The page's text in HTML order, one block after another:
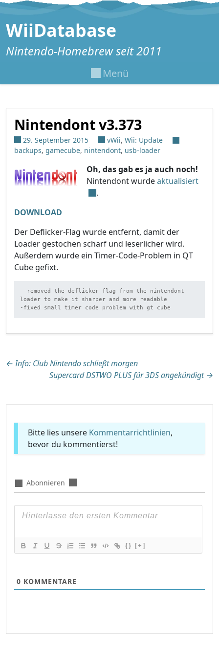
Zum Inhalt springen
WiiDatabase
Nintendo-Homebrew seit 2011
Menü
Nintendont v3.373
29. September 2015 vWii, Wii: Update
backups, gamecube, nintendont, usb-loader
Oh, das gab es ja auch noch!
Nintendont wurdeaktualisiert
.
DOWNLOAD
Der Deflicker-Flag wurde entfernt, damit der
Loader gestochen scharf und leserlicher wird.
Außerdem wurde ein Timer-Code-Problem in QT
Cube gefixt.
loader to make it sharper and more readable
-fixed small timer code problem with gt cube
Beitragsnavigation
← Info: Club Nintendo schließt morgen
Supercard DSTWO PLUS für 3DS angekündigt →
Bitte lies unsere Kommentarrichtlinien,
bevor du kommentierst!
Abonnieren
{} [+]
0 KOMMENTARE